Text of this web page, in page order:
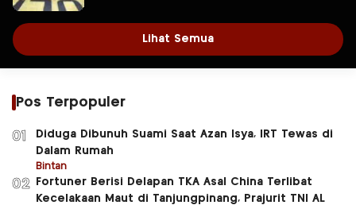
Lihat Semua
Pos Terpopuler
01
Diduga Dibunuh Suami Saat Azan Isya, IRT Tewas di
Dalam Rumah
Bintan
02
Fortuner Berisi Delapan TKA Asal China Terlibat
Kecelakaan Maut di Tanjungpinang, Prajurit TNI AL